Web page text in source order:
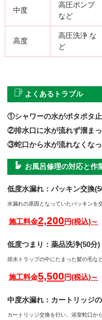
中度
高圧ポンプ
など
高度
高圧洗浄 な
ど
よくあるトラブル
①シャワーの水がポタポタ
②排水口に水が流れず溜ま
③蛇口から水が流れなくな
お風呂修理の対応と作
低度水漏れ：パッキン交換
水漏れの原因となっていたパッキンを
施工料金2,200円(税込)～
低度つまり：薬品洗浄(50分)
排水トラップの中にたまった髪の毛な
施工料金5,500円(税込)～
中度水漏れ：カートリッジ
カートリッジ交換を行い、浴室蛇口か